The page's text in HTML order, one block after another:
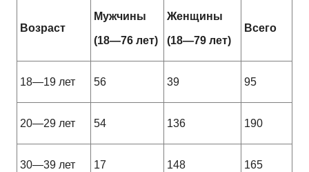
Возраст
Мужчины
(18—76 лет)
Женщины
(18—79 лет)
Всего
18—19 лет 56 39 95
20—29 лет 54 136 190
30—39 лет 17 148 165